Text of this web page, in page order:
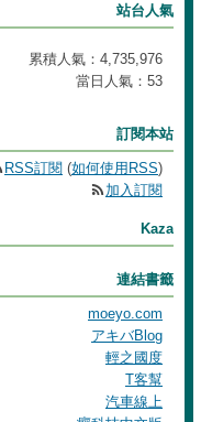
站台人氣
累積人氣： 4,735,976
當日人氣： 53
訂閱本站
RSS訂閱 (如何使用RSS)
加入訂閱
Kaza
連結書籤
moeyo.com
アキバBlog
輕之國度
T客幫
汽車線上